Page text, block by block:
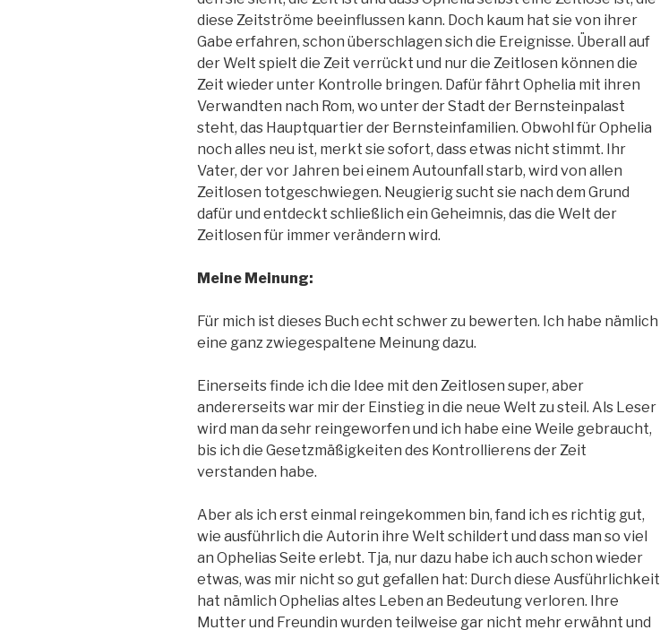
diese Zeitströme beeinflussen kann. Doch kaum hat sie von ihrer
Gabe erfahren, schon überschlagen sich die Ereignisse. Überall auf
der Welt spielt die Zeit verrückt und nur die Zeitlosen können die
Zeit wieder unter Kontrolle bringen. Dafür fährt Ophelia mit ihren
Verwandten nach Rom, wo unter der Stadt der Bernsteinpalast
steht, das Hauptquartier der Bernsteinfamilien. Obwohl für Ophelia
noch alles neu ist, merkt sie sofort, dass etwas nicht stimmt. Ihr
Vater, der vor Jahren bei einem Autounfall starb, wird von allen
Zeitlosen totgeschwiegen. Neugierig sucht sie nach dem Grund
dafür und entdeckt schließlich ein Geheimnis, das die Welt der
Zeitlosen für immer verändern wird.
Meine Meinung:
Für mich ist dieses Buch echt schwer zu bewerten. Ich habe nämlich
eine ganz zwiegespaltene Meinung dazu.
Einerseits finde ich die Idee mit den Zeitlosen super, aber
andererseits war mir der Einstieg in die neue Welt zu steil. Als Leser
wird man da sehr reingeworfen und ich habe eine Weile gebraucht,
bis ich die Gesetzmäßigkeiten des Kontrollierens der Zeit
verstanden habe.
Aber als ich erst einmal reingekommen bin, fand ich es richtig gut,
wie ausführlich die Autorin ihre Welt schildert und dass man so viel
an Ophelias Seite erlebt. Tja, nur dazu habe ich auch schon wieder
etwas, was mir nicht so gut gefallen hat: Durch diese Ausführlichkeit
hat nämlich Ophelias altes Leben an Bedeutung verloren. Ihre
Mutter und Freundin wurden teilweise gar nicht mehr erwähnt und